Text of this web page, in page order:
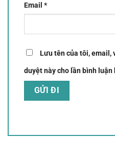
Email *
Lưu tên của tôi, email,
duyệt này cho lần bình luận